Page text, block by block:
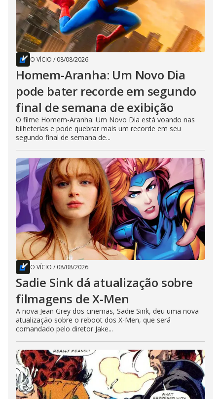
O VÍCIO / 08/08/2026
Homem-Aranha: Um Novo Dia
pode bater recorde em segundo
final de semana de exibição
O filme Homem-Aranha: Um Novo Dia está voando nas
bilheterias e pode quebrar mais um recorde em seu
segundo final de semana de...
O VÍCIO / 08/08/2026
Sadie Sink dá atualização sobre
filmagens de X-Men
A nova Jean Grey dos cinemas, Sadie Sink, deu uma nova
atualização sobre o reboot dos X-Men, que será
comandado pelo diretor Jake...